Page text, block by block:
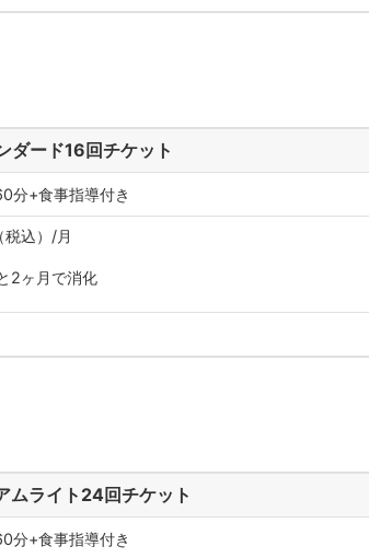
ダード16回チケット
分+食事指導付き
税込）/月
2ヶ月で消化
ムライト24回チケット
分+食事指導付き